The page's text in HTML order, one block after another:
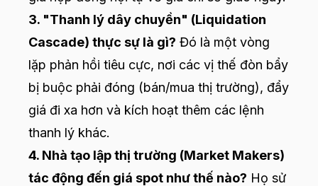
3. "Thanh lý dây chuyền" (Liquidation
Cascade) thực sự là gì? Đó là một vòng
lặp phản hồi tiêu cực, nơi các vị thế đòn bẩy
bị buộc phải đóng (bán/mua thị trường), đẩy
giá đi xa hơn và kích hoạt thêm các lệnh
thanh lý khác.
4. Nhà tạo lập thị trường (Market Makers)
tác động đến giá spot như thế nào? Họ sử